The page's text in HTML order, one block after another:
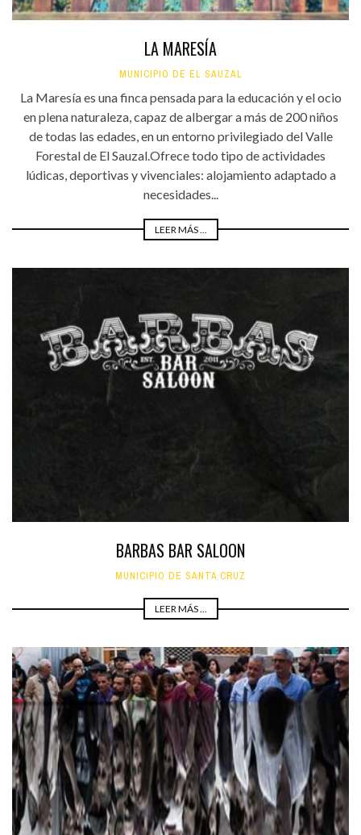
LA MARESÍA
MUNICIPIO DE EL SAUZAL
La Maresía es una finca pensada para la educación y el ocio
en plena naturaleza, capaz de albergar a más de 200 niños
de todas las edades, en un entorno privilegiado del Valle
Forestal de El Sauzal.Ofrece todo tipo de actividades
lúdicas, deportivas y vivenciales: alojamiento adaptado a
necesidades...
LEER MÁS ...
BARBAS BAR SALOON
MUNICIPIO DE SANTA CRUZ
LEER MÁS ...